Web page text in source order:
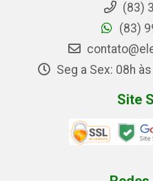
(83)
(83)
Seg a Sex: 08h
Site